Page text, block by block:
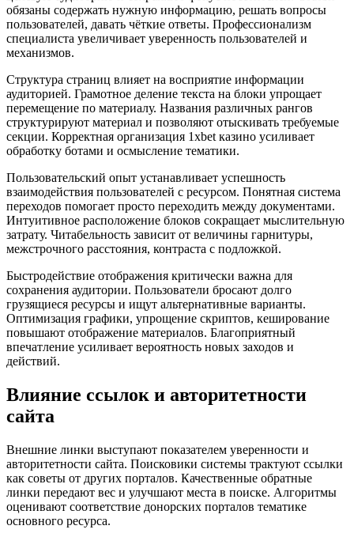
обязаны содержать нужную информацию, решать вопросы
пользователей, давать чёткие ответы. Профессионализм
специалиста увеличивает уверенность пользователей и
механизмов.
Структура страниц влияет на восприятие информации
аудиторией. Грамотное деление текста на блоки упрощает
перемещение по материалу. Названия различных рангов
структурируют материал и позволяют отыскивать требуемые
секции. Корректная организация 1xbet казино усиливает
обработку ботами и осмысление тематики.
Пользовательский опыт устанавливает успешность
взаимодействия пользователей с ресурсом. Понятная система
переходов помогает просто переходить между документами.
Интуитивное расположение блоков сокращает мыслительную
затрату. Читабельность зависит от величины гарнитуры,
межстрочного расстояния, контраста с подложкой.
Быстродействие отображения критически важна для
сохранения аудитории. Пользователи бросают долго
грузящиеся ресурсы и ищут альтернативные варианты.
Оптимизация графики, упрощение скриптов, кеширование
повышают отображение материалов. Благоприятный
впечатление усиливает вероятность новых заходов и
действий.
Влияние ссылок и авторитетности
сайта
Внешние линки выступают показателем уверенности и
авторитетности сайта. Поисковики системы трактуют ссылки
как советы от других порталов. Качественные обратные
линки передают вес и улучшают места в поиске. Алгоритмы
оценивают соответствие донорских порталов тематике
основного ресурса.